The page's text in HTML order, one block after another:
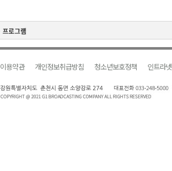
썩고, 무르고..농산물 피해 속출
이용약관 개인정보취급방침 청소년보호정책 인트라넷